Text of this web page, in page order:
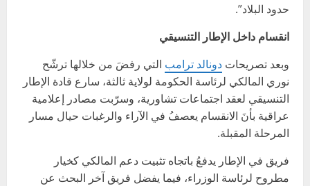
حدود البلاد”.
انقسام داخل الإطار التنسيقي
وبعد تصريحات دونالد ترامب التي رفضَ من خلالها ترشّح
نوري المالكي لرئاسة الحكومة لولاية ثالثة، سارع قادة الإطار
التنسيقي لعقد اجتماعات تشاورية، وسرّبت مصادر إعلامية
عراقية بأنَ الانقسام يعصفُ في الآراء والرغبات حيال مسار
المرحلة المقبلة.
فريق في الإطار يدفعُ باتجاه تثبيت دعم المالكي كخيار
مطروح لرئاسة الوزراء، فيما يفضل فريق آخر البحث عن